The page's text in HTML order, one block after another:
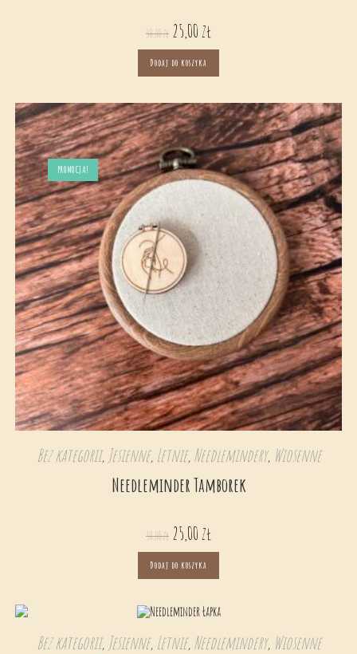
30,00zł 25,00 zł
Dodaj do koszyka
PROMOCJA!
Bez kategorii, Jesienne, Letnie,Needlemindery, Wiosenne
Needleminder Tamborek
30,00zł 25,00 zł
Dodaj do koszyka
Bez kategorii, Jesienne, Letnie,Needlemindery, Wiosenne